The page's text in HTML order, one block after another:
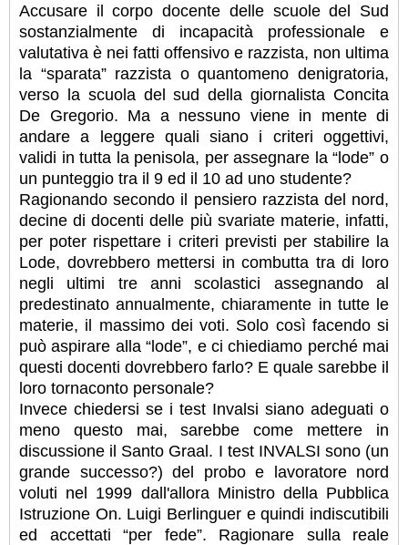
Accusare il corpo docente delle scuole del Sud
sostanzialmente di incapacità professionale e
valutativa è nei fatti offensivo e razzista, non ultima
la “sparata” razzista o quantomeno denigratoria,
verso la scuola del sud della giornalista Concita
De Gregorio. Ma a nessuno viene in mente di
andare a leggere quali siano i criteri oggettivi,
validi in tutta la penisola, per assegnare la “lode” o
un punteggio tra il 9 ed il 10 ad uno studente?
Ragionando secondo il pensiero razzista del nord,
decine di docenti delle più svariate materie, infatti,
per poter rispettare i criteri previsti per stabilire la
Lode, dovrebbero mettersi in combutta tra di loro
negli ultimi tre anni scolastici assegnando al
predestinato annualmente, chiaramente in tutte le
materie, il massimo dei voti. Solo così facendo si
può aspirare alla “lode”, e ci chiediamo perché mai
questi docenti dovrebbero farlo? E quale sarebbe il
loro tornaconto personale?
Invece chiedersi se i test Invalsi siano adeguati o
meno questo mai, sarebbe come mettere in
discussione il Santo Graal. I test INVALSI sono (un
grande successo?) del probo e lavoratore nord
voluti nel 1999 dall'allora Ministro della Pubblica
Istruzione On. Luigi Berlinguer e quindi indiscutibili
ed accettati “per fede”. Ragionare sulla reale